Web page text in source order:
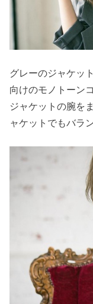
グレーのジャケッ
向けのモノトーン
ジャケットの腕を
ャケットでもバラ